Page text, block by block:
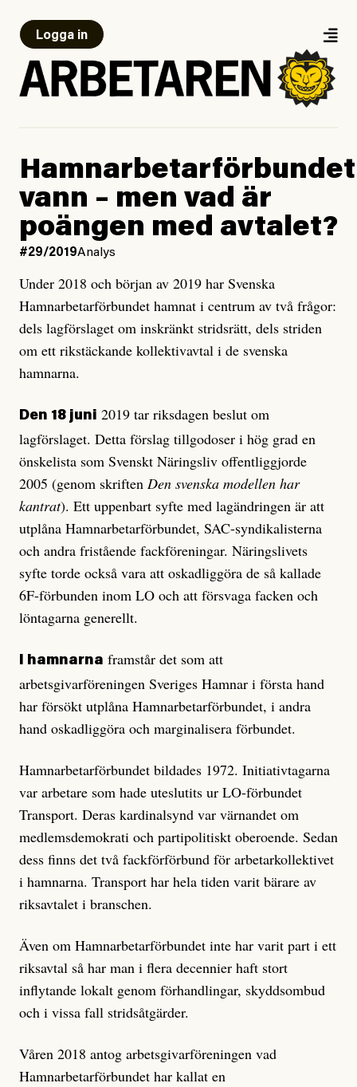
Logga in
Hamnarbetarförbundet
vann – men vad är
poängen med avtalet?
#29/2019Analys
Under 2018 och början av 2019 har Svenska
Hamnarbetarförbundet hamnat i centrum av två frågor:
dels lagförslaget om inskränkt stridsrätt, dels striden
om ett rikstäckande kollektivavtal i de svenska
hamnarna.
Den 18 juni 2019 tar riksdagen beslut om
lagförslaget. Detta förslag tillgodoser i hög grad en
önskelista som Svenskt Näringsliv offentliggjorde
2005 (genom skriften Den svenska modellen har
kantrat). Ett uppenbart syfte med lagändringen är att
utplåna Hamnarbetarförbundet, SAC-syndikalisterna
och andra fristående fackföreningar. Näringslivets
syfte torde också vara att oskadliggöra de så kallade
6F-förbunden inom LO och att försvaga facken och
löntagarna generellt.
I hamnarna framstår det som att
arbetsgivarföreningen Sveriges Hamnar i första hand
har försökt utplåna Hamnarbetarförbundet, i andra
hand oskadliggöra och marginalisera förbundet.
Hamnarbetarförbundet bildades 1972. Initiativtagarna
var arbetare som hade uteslutits ur LO-förbundet
Transport. Deras kardinalsynd var värnandet om
medlemsdemokrati och partipolitiskt oberoende. Sedan
dess finns det två fackförförbund för arbetarkollektivet
i hamnarna. Transport har hela tiden varit bärare av
riksavtalet i branschen.
Även om Hamnarbetarförbundet inte har varit part i ett
riksavtal så har man i flera decennier haft stort
inflytande lokalt genom förhandlingar, skyddsombud
och i vissa fall stridsåtgärder.
Våren 2018 antog arbetsgivarföreningen vad
Hamnarbetarförbundet har kallat en